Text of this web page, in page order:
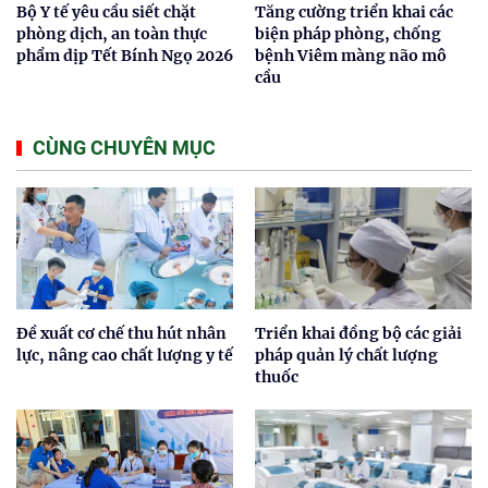
Bộ Y tế yêu cầu siết chặt
phòng dịch, an toàn thực
phẩm dịp Tết Bính Ngọ 2026
Tăng cường triển khai các
biện pháp phòng, chống
bệnh Viêm màng não mô
cầu
CÙNG CHUYÊN MỤC
Đề xuất cơ chế thu hút nhân
lực, nâng cao chất lượng y tế
Triển khai đồng bộ các giải
pháp quản lý chất lượng
thuốc